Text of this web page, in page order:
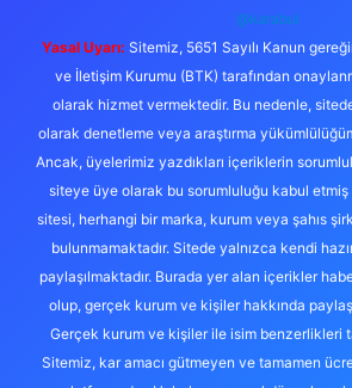
@karabul
Yasal Uyarı: Sitemiz, 5651 Sayılı Kanun
ve İletişim Kurumu (BTK) tarafından
olarak hizmet vermektedir. Bu nedenle,
olarak denetleme veya araştırma
Ancak, üyelerimiz yazdıkları içeriklerin
siteye üye olarak bu sorumluluğu kabul etmiş
sitesi, herhangi bir marka, kurum veya şahıs
bulunmamaktadır. Sitede yalnızca kendi
paylaşılmaktadır. Burada yer alan içerikler
olup, gerçek kurum ve kişiler hakkında
Gerçek kurum ve kişiler ile isim benzerlikleri
Sitemiz, kar amacı gütmeyen ve tamamen